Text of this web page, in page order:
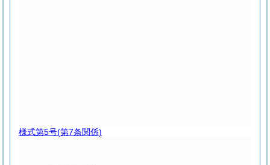
様式第5号(第7条関係)